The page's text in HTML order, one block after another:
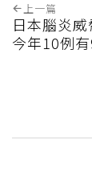
上一篇
日本腦炎
今年10例